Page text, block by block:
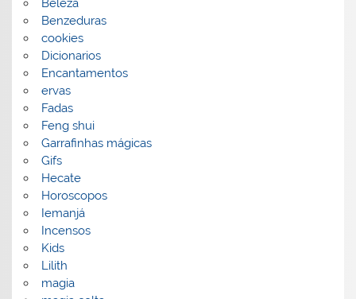
Beleza
Benzeduras
cookies
Dicionarios
Encantamentos
ervas
Fadas
Feng shui
Garrafinhas mágicas
Gifs
Hecate
Horoscopos
Iemanjá
Incensos
Kids
Lilith
magia